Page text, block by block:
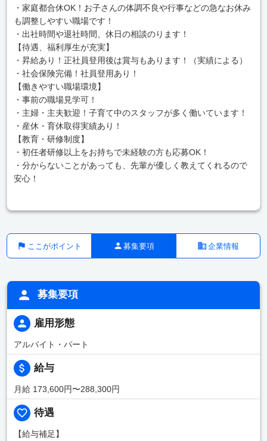
・家庭都合休OK！お子さんの体調不良や行事などの急なお休み
も調整しやすい職場です！
・出社時間や退社時間、休日の相談のります！
【待遇、福利厚生が充実】
・昇給あり！正社員登用後は賞与もあります！（実績による）
・社会保険完備！社員登用あり！
【働きやすい職場環境】
・事前の職場見学可！
・主婦・主夫歓迎！子育て中のスタッフが多く働いています！
・産休・育休取得実績あり！
【教育・研修制度】
・初任者研修以上をお持ちで未経験の方も応募OK！
・分からないことがあっても、先輩が優しく教えてくれるので
安心！
ここがポイント 募集要項 企業情報
募集要項
雇用形態
アルバイト・パート
給与
月給 173,600円〜288,300円
待遇
【給与補足】